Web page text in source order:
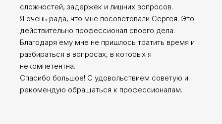
сложностей, задержек и лишних вопросов.
Я очень рада, что мне посоветовали Сергея. Это
действительно профессионал своего дела.
Благодаря ему мне не пришлось тратить время и
разбираться в вопросах, в которых я
некомпетентна.
Спасибо большое! С удовольствием советую и
рекомендую обращаться к профессионалам.